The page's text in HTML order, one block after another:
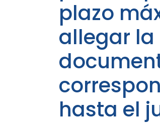
plazo
allegar la
hasta el